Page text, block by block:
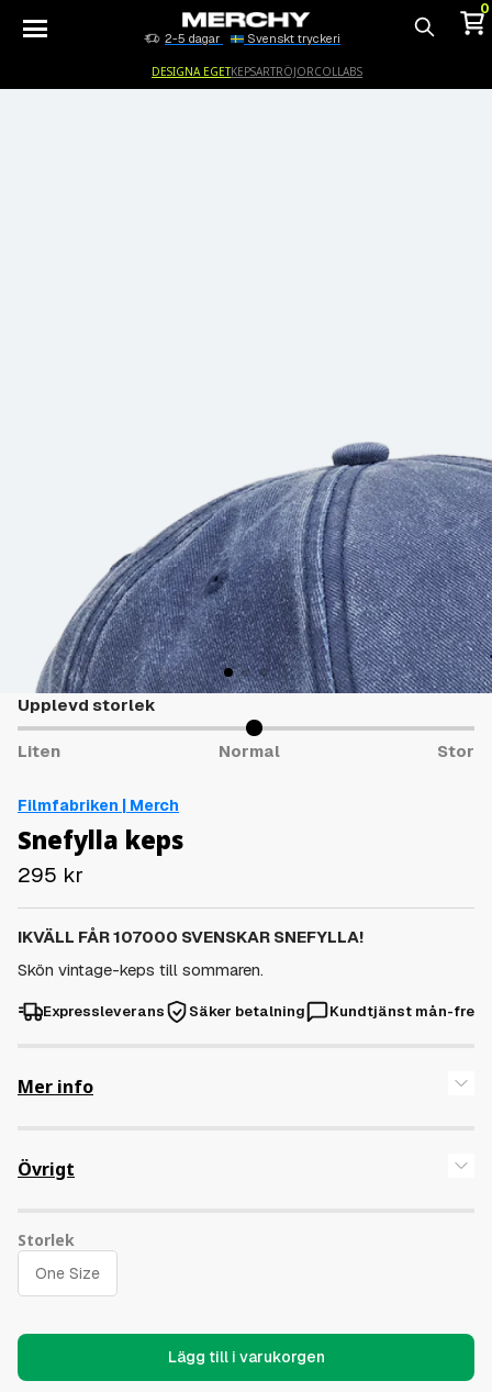
2-5 dagar Svenskt tryckeri
0
DESIGNA EGETKEPSARTRÖJORCOLLABS
Upplevd storlek
Liten Normal Stor
Filmfabriken | Merch
Snefylla keps
295 kr
IKVÄLL FÅR 107000 SVENSKAR SNEFYLLA!
Skön vintage-keps till sommaren.
Expressleverans Säker betalning Kundtjänst mån-fre
Mer info
Övrigt
Storlek
Lägg till i varukorgen